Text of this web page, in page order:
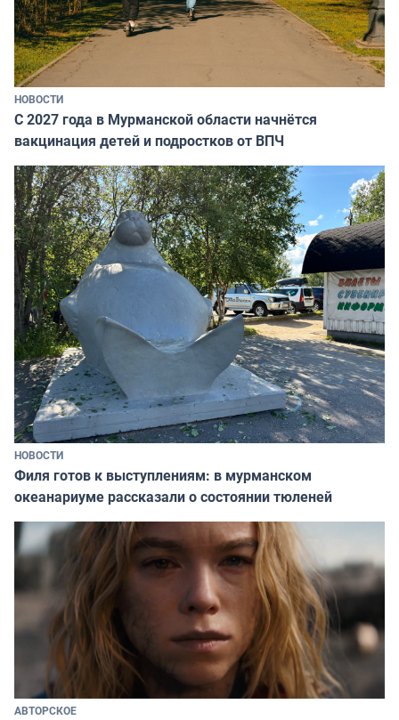
НОВОСТИ
С 2027 года в Мурманской области начнётся
вакцинация детей и подростков от ВПЧ
НОВОСТИ
Филя готов к выступлениям: в мурманском
океанариуме рассказали о состоянии тюленей
АВТОРСКОЕ